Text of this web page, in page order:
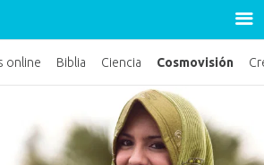
online Biblia Ciencia Cosmovisión